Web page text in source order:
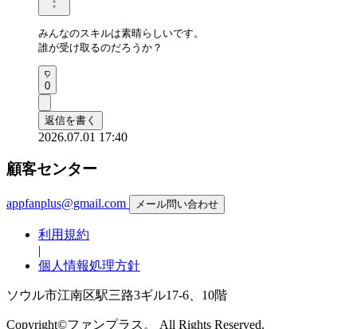
みんなのスキルは素晴らしいです。
誰が受け取るのだろうか？
0
返信を書く
2026.07.01 17:40
顧客センター
appfanplus@gmail.com メール問い合わせ
利用規約
|
個人情報処理方針
ソウル市江南区駅三路3ギル17-6、10階
Copyright©ファンプラス。 All Rights Reserved.